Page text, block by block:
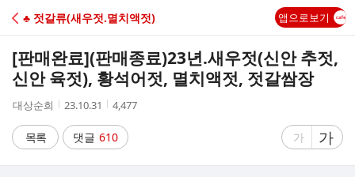
C
A
♣ 젓갈류(새우젓.멸치액젓) 앱으로보기
[판매완료](판매종료)23년.새우젓(신안 추젓,
신안 육젓), 황석어젓, 멸치액젓, 젓갈쌈장
작
자
대상순희
작
시
간
23.10.31
조
수
4,477
목록 댓글 610
글
가
글
자
가